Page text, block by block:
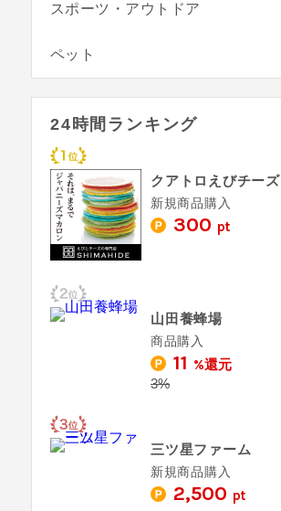
スポーツ・アウトドア
ペット
24時間ランキング
クアトロえびチーズ
新規商品購入
300 pt
山田養蜂場
商品購入
11 %還元
3%
三ツ星ファーム
新規商品購入
2,500 pt